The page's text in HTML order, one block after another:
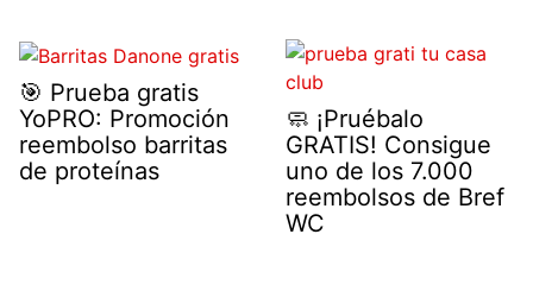
🎯 Prueba gratis
YoPRO: Promoción
reembolso barritas
de proteínas
🧼 ¡Pruébalo
GRATIS! Consigue
uno de los 7.000
reembolsos de Bref
WC